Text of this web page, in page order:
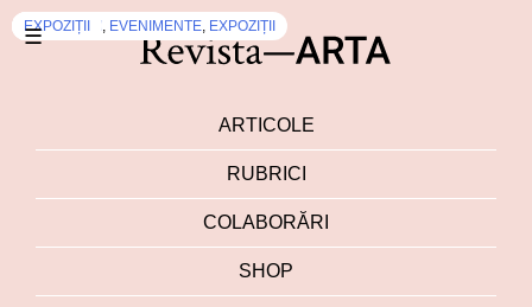
☰
ARTICOLE
RUBRICI
COLABORĂRI
SHOP
EXPOZIȚII
EXPOZIȚII
DEZBATERI, EVENIMENTE, EXPOZIȚII
EXPOZIȚII